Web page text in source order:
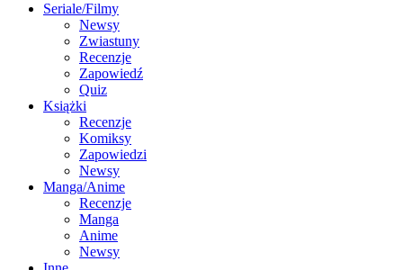
Seriale/Filmy
Newsy
Zwiastuny
Recenzje
Zapowiedź
Quiz
Książki
Recenzje
Komiksy
Zapowiedzi
Newsy
Manga/Anime
Recenzje
Manga
Anime
Newsy